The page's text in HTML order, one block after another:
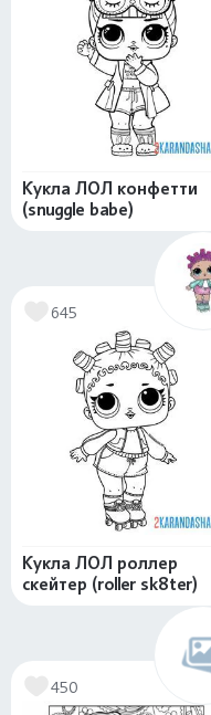
Кукла ЛОЛ конфетти
(snuggle babe)
645
Кукла ЛОЛ роллер
скейтер (roller sk8ter)
450